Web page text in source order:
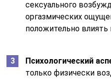
сексуального
оргазмических
положительно
Психологический
только физически